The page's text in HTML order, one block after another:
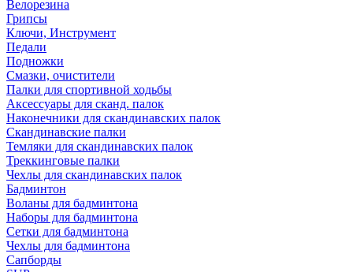
Велорезина
Грипсы
Ключи, Инструмент
Педали
Подножки
Смазки, очистители
Палки для спортивной ходьбы
Аксессуары для сканд. палок
Наконечники для скандинавских палок
Скандинавские палки
Темляки для скандинавских палок
Треккинговые палки
Чехлы для скандинавских палок
Бадминтон
Воланы для бадминтона
Наборы для бадминтона
Сетки для бадминтона
Чехлы для бадминтона
Сапборды